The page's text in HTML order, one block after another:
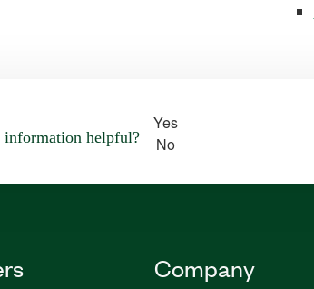
information helpful?
Yes
No
Company